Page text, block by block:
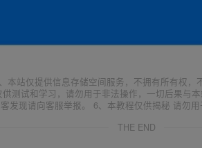
本站仅提供信息存储空间服务，不拥有所有权
测试和学习，请勿用于非法操作，一切后果与
发现请向客服举报。 6、本教程仅供揭秘 请勿
THE END